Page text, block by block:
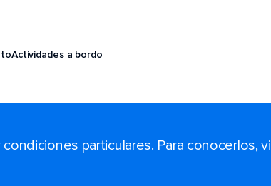
Actividades a bordo
particulares. Para conocerlos,